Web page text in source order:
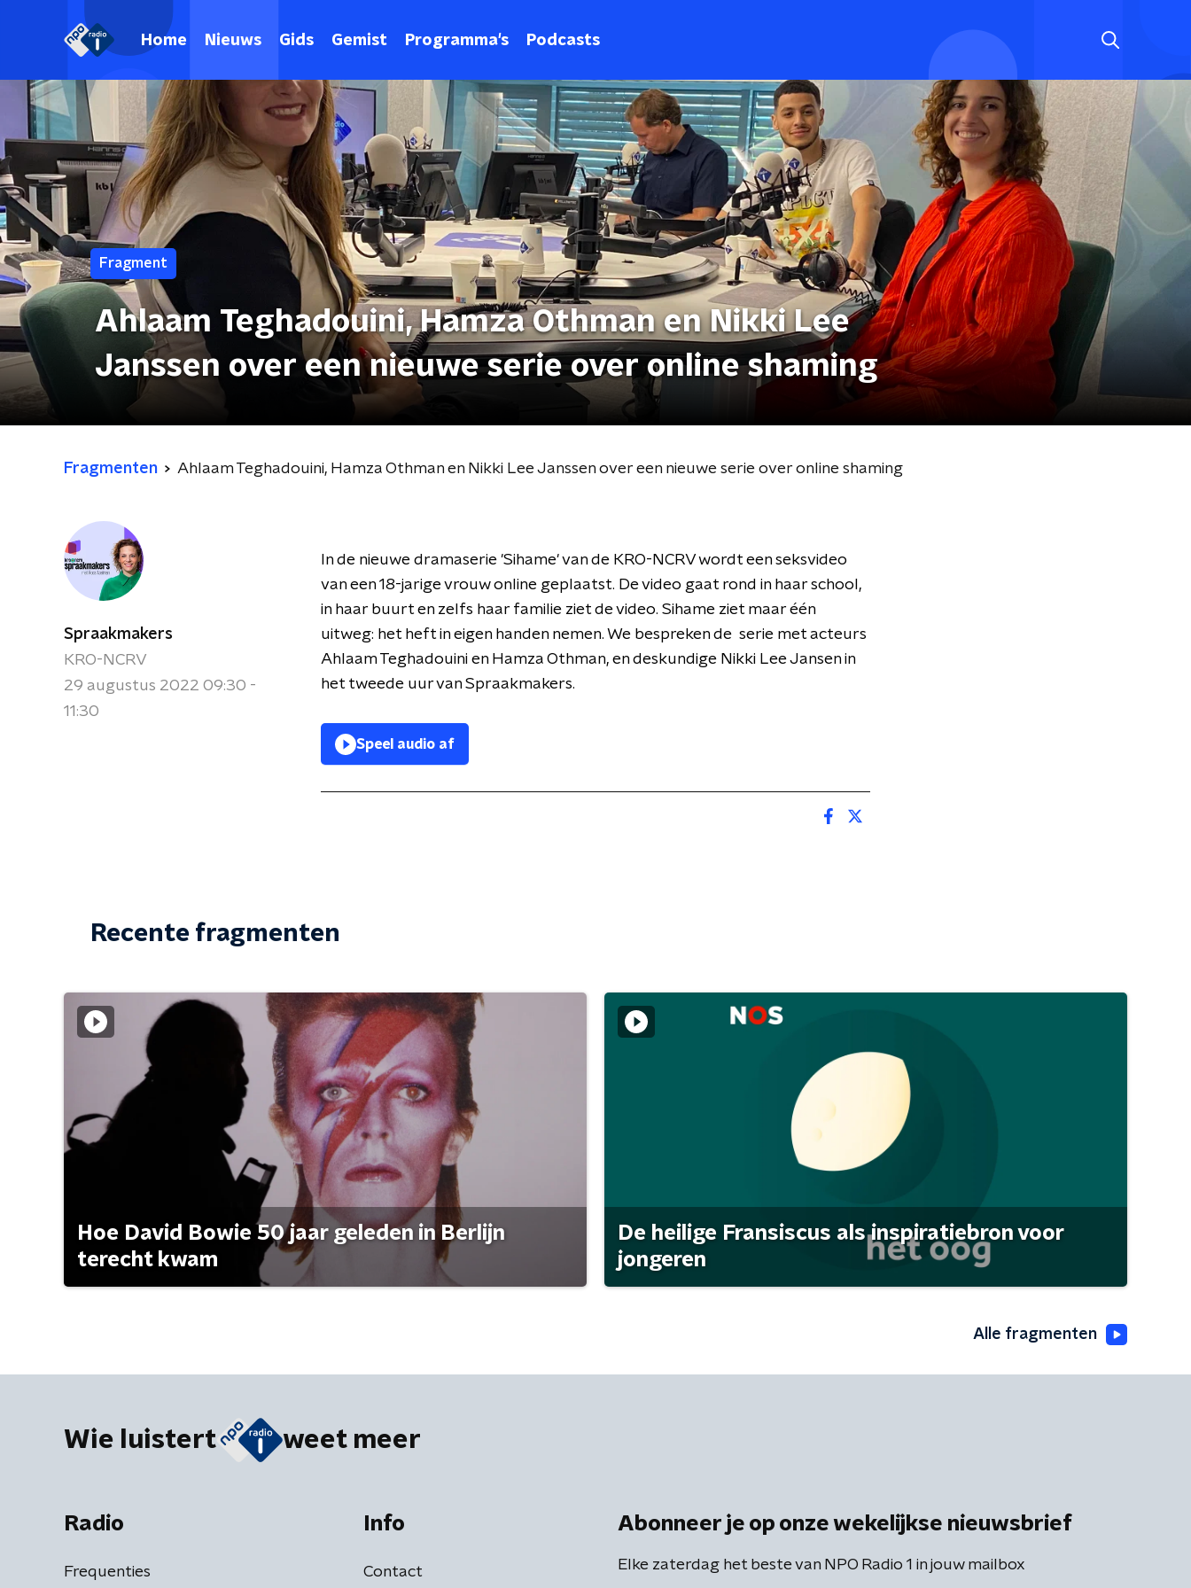
Home Nieuws Gids Gemist Programma's Podcasts
Fragment
Ahlaam Teghadouini, Hamza Othman en Nikki Lee
Janssen over een nieuwe serie over online shaming
Fragmenten Ahlaam Teghadouini, Hamza Othman en Nikki Lee Janssen over een nieuwe serie over online shaming
Spraakmakers
KRO-NCRV
29 augustus 2022 09:30 -
11:30
In de nieuwe dramaserie 'Sihame' van de KRO-NCRV wordt een seksvideo
van een 18-jarige vrouw online geplaatst. De video gaat rond in haar school,
in haar buurt en zelfs haar familie ziet de video. Sihame ziet maar één
uitweg: het heft in eigen handen nemen. We bespreken de serie met acteurs
Ahlaam Teghadouini en Hamza Othman, en deskundige Nikki Lee Jansen in
het tweede uur van Spraakmakers.
Speel audio af
Recente fragmenten
Hoe David Bowie 50 jaar geleden in Berlijn
terecht kwam
De heilige Fransiscus als inspiratiebron voor
jongeren
Alle fragmenten
Wie luistert weet meer
Radio
Frequenties
Info
Contact
Abonneer je op onze wekelijkse nieuwsbrief
Elke zaterdag het beste van NPO Radio 1 in jouw mailbox